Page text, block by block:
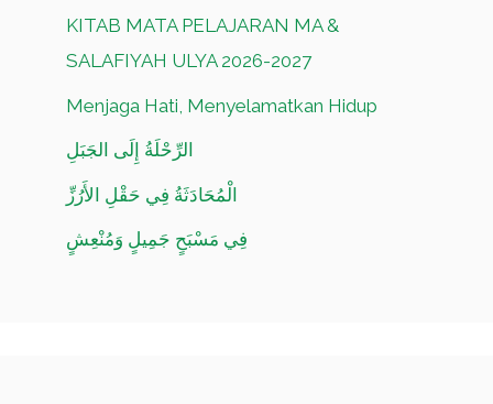
KITAB MATA PELAJARAN MA &
SALAFIYAH ULYA 2026-2027
Menjaga Hati, Menyelamatkan Hidup
الرِّحْلَةُ إِلَى الجَبَلِ
الْمُحَادَثَةُ فِي حَقْلِ الأَرُزِّ
فِي مَسْبَحٍ جَمِيلٍ وَمُنْعِشٍ